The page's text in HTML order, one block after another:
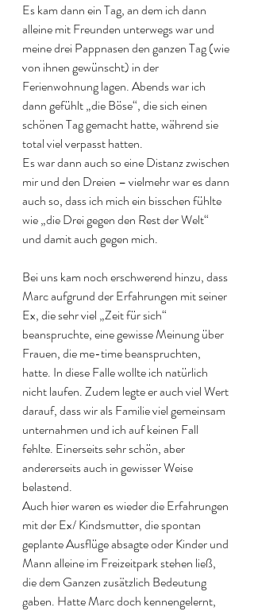
Es kam dann ein Tag, an dem ich dann
alleine mit Freunden unterwegs war und
meine drei Pappnasen den ganzen Tag (wie
von ihnen gewünscht) in der
Ferienwohnung lagen. Abends war ich
dann gefühlt „die Böse“, die sich einen
schönen Tag gemacht hatte, während sie
total viel verpasst hatten.
Es war dann auch so eine Distanz zwischen
mir und den Dreien – vielmehr war es dann
auch so, dass ich mich ein bisschen fühlte
wie „die Drei gegen den Rest der Welt“
und damit auch gegen mich.
Bei uns kam noch erschwerend hinzu, dass
Marc aufgrund der Erfahrungen mit seiner
Ex, die sehr viel „Zeit für sich“
beanspruchte, eine gewisse Meinung über
Frauen, die me-time beanspruchten,
hatte. In diese Falle wollte ich natürlich
nicht laufen. Zudem legte er auch viel Wert
darauf, dass wir als Familie viel gemeinsam
unternahmen und ich auf keinen Fall
fehlte. Einerseits sehr schön, aber
andererseits auch in gewisser Weise
belastend.
Auch hier waren es wieder die Erfahrungen
mit der Ex/ Kindsmutter, die spontan
geplante Ausflüge absagte oder Kinder und
Mann alleine im Freizeitpark stehen ließ,
die dem Ganzen zusätzlich Bedeutung
gaben. Hatte Marc doch kennengelernt,